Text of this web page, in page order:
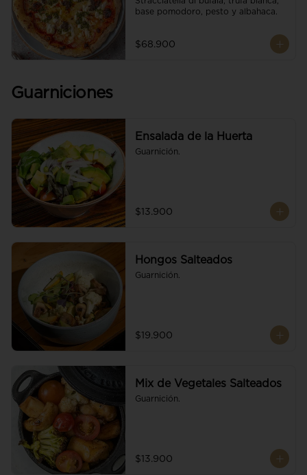
base pomodoro, pesto y albahaca.
$68.900
Guarniciones
Ensalada de la Huerta
Guarnición.
$13.900
Hongos Salteados
Guarnición.
$19.900
Mix de Vegetales Salteados
Guarnición.
$13.900